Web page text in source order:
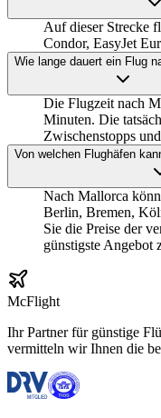
Auf dieser Strecke
Condor, EasyJet
Wie lange dauert ein Flug
Die Flugzeit nach
Minuten. Die
Zwischenstopps
Von welchen Flughäfen
Nach Mallorca
Berlin, Bremen,
Sie die Preise der
günstigste Angebot
McFlight
Ihr Partner für günstige
vermitteln wir Ihnen die